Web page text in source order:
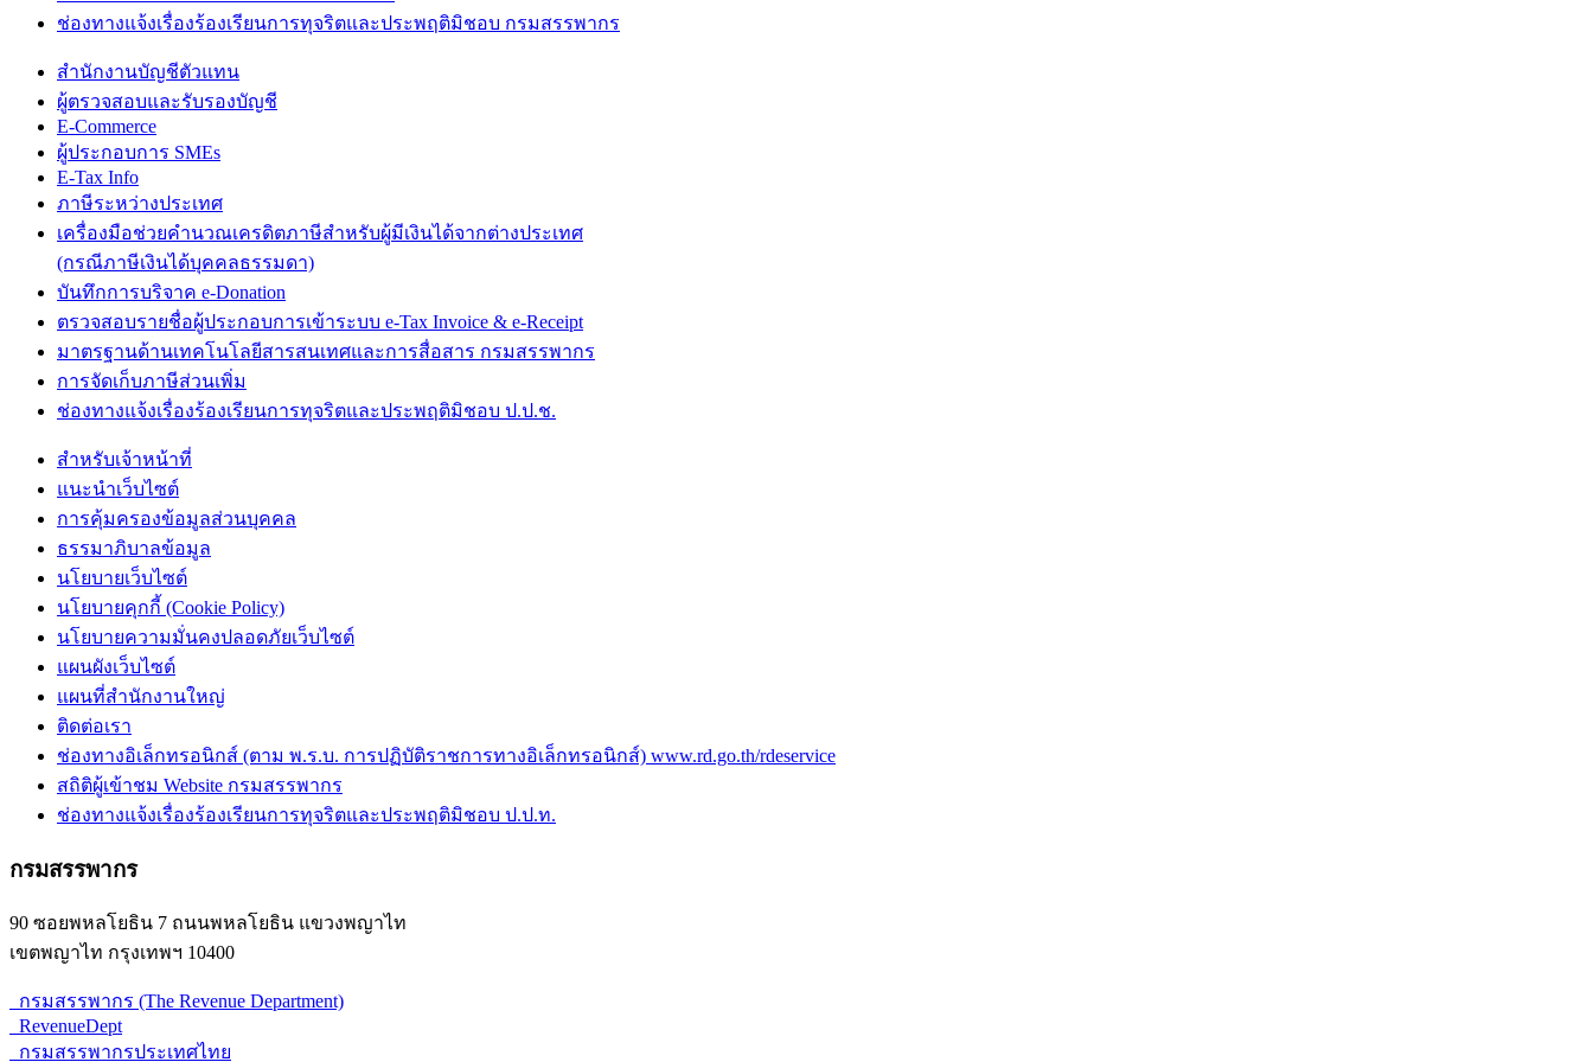
ช่องทางแจ้งเรื่องร้องเรียนการทุจริตและประพฤติมิชอบ กรมสรรพากร
สำนักงานบัญชีตัวแทน
ผู้ตรวจสอบและรับรองบัญชี
E-Commerce
ผู้ประกอบการ SMEs
E-Tax Info
ภาษีระหว่างประเทศ
เครื่องมือช่วยคำนวณเครดิตภาษีสำหรับผู้มีเงินได้จากต่างประเทศ
(กรณีภาษีเงินได้บุคคลธรรมดา)
บันทึกการบริจาค e-Donation
ตรวจสอบรายชื่อผู้ประกอบการเข้าระบบ e-Tax Invoice & e-Receipt
มาตรฐานด้านเทคโนโลยีสารสนเทศและการสื่อสาร กรมสรรพากร
การจัดเก็บภาษีส่วนเพิ่ม
ช่องทางแจ้งเรื่องร้องเรียนการทุจริตและประพฤติมิชอบ ป.ป.ช.
สำหรับเจ้าหน้าที่
แนะนำเว็บไซต์
การคุ้มครองข้อมูลส่วนบุคคล
ธรรมาภิบาลข้อมูล
นโยบายเว็บไซต์
นโยบายคุกกี้ (Cookie Policy)
นโยบายความมั่นคงปลอดภัยเว็บไซต์
แผนผังเว็บไซต์
แผนที่สำนักงานใหญ่
ติดต่อเรา
ช่องทางอิเล็กทรอนิกส์ (ตาม พ.ร.บ. การปฏิบัติราชการทางอิเล็กทรอนิกส์) www.rd.go.th/rdeservice
สถิติผู้เข้าชม Website กรมสรรพากร
ช่องทางแจ้งเรื่องร้องเรียนการทุจริตและประพฤติมิชอบ ป.ป.ท.
กรมสรรพากร
90 ซอยพหลโยธิน 7 ถนนพหลโยธิน แขวงพญาไท
เขตพญาไท กรุงเทพฯ 10400
กรมสรรพากร (The Revenue Department)
RevenueDept
กรมสรรพากรประเทศไทย